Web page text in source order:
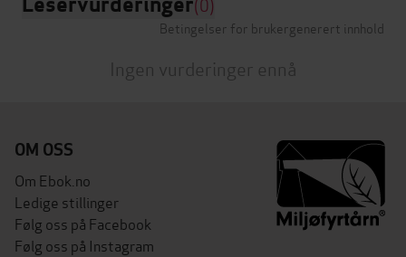
Betingelser for brukergenerert innhold
Ingen vurderinger ennå
OM OSS
Om Ebok.no
Ledige stillinger
Følg oss på Facebook
Følg oss på Instagram